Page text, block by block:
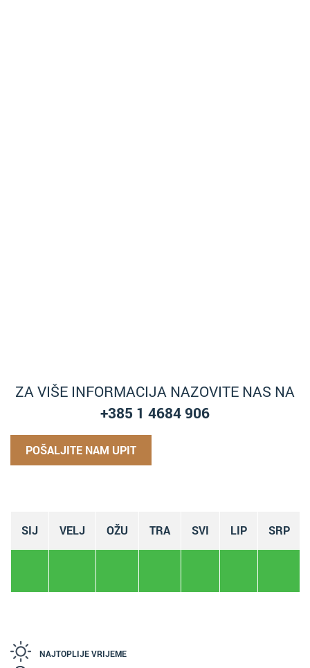
ZA VIŠE INFORMACIJA NAZOVITE NAS NA
+385 1 4684 906
POŠALJITE NAM UPIT
SIJ VELJ OŽU TRA SVI LIP SRP
NAJTOPLIJE VRIJEME